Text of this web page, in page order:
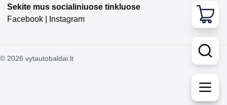
Sekite mus socialiniuose tinkluose
Facebook
Instagram
© 2026 vytautobaldai.lt